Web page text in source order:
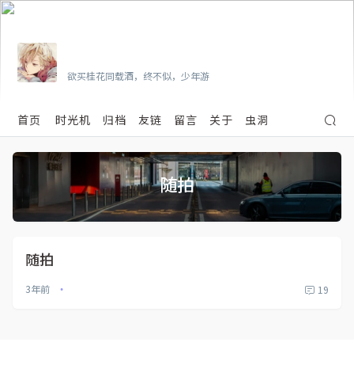
欲买桂花同载酒，终不似，少年游
首页 时光机 归档 友链 留言 关于 虫洞
随拍
随拍
3年前 • 19